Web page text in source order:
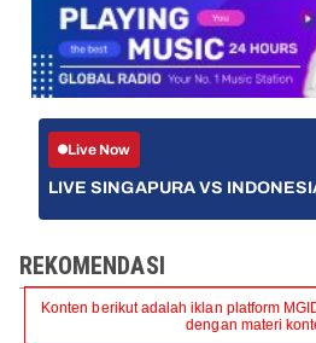
Live Now
LIVE SINGAPURA VS